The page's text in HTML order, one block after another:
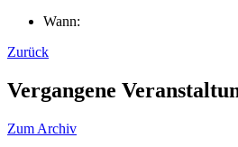
Wann:
Zurück
Vergangene
Zum Archiv